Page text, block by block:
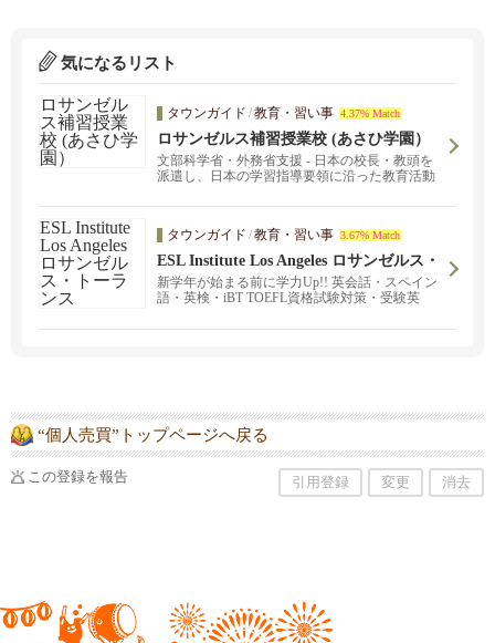
気になるリスト
タウンガイド /教育・習い事 4.37% Match
ロサンゼルス補習授業校 (あさひ学園）
文部科学省・外務省支援 - 日本の校長・教頭を
派遣し、日本の学習指導要領に沿った教育活動
タウンガイド /教育・習い事 3.67% Match
ESL Institute Los Angeles ロサンゼルス・
トーランス
新学年が始まる前に学力Up!! 英会話・スペイン
語・英検・iBT TOEFL資格試験対策・受験英
“個人売買”トップページへ戻る
この登録を報告 引用登録 変更 消去